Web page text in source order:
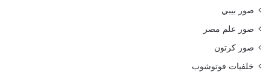
صور بيبي
صور علم مصر
صور كرتون
خلفيات فوتوشوب